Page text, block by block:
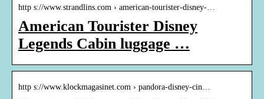
http s://www.strandlins.com › american-tourister-disney-…
American Tourister Disney
Legends Cabin luggage …
http s://www.klockmagasinet.com › pandora-disney-cin…